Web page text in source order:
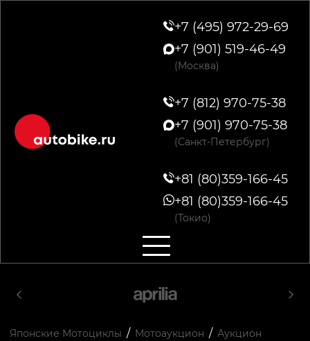
+7 (495) 972-29-69
+7 (901) 519-46-49
(Москва)
+7 (812) 970-75-38
+7 (901) 970-75-38
(Санкт-Петербург)
+81 (80)359-166-45
+81 (80)359-166-45
(Токио)
Японские Мотоциклы / Мотоаукцион / Аукцион